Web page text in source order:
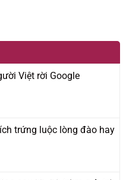
Việt rời Google
trứng luộc lòng đào hay